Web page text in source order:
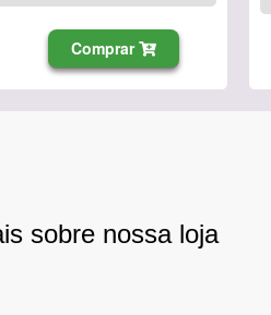
Comprar
sobre nossa loja